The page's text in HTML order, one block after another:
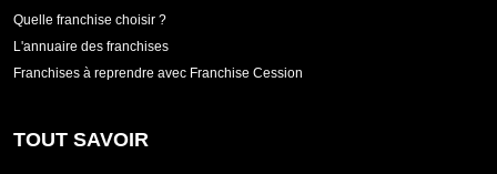
Quelle franchise choisir ?
L'annuaire des franchises
Franchises à reprendre avec Franchise Cession
TOUT SAVOIR